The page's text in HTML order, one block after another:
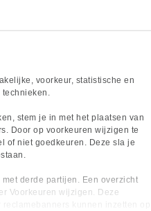
voorkeur, statistische en
stem je in met het plaatsen van
Door op voorkeuren wijzigen te
of niet goedkeuren. Deze sla je
derde partijen. Een overzicht
Voorkeuren wijzigen. Deze
met gasveer, 1
✛